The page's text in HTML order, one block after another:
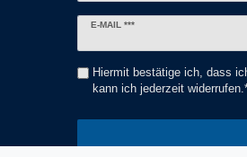
E-MAIL ***
Newsletter
Hiermit bestätige ich, dass
kann ich jederzeit